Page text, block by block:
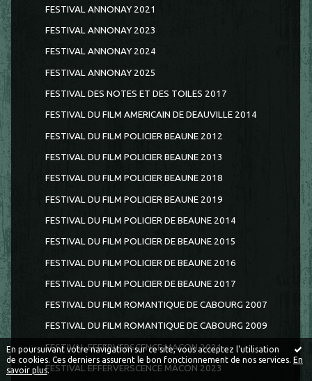
En poursuivant votre navigation sur ce site, vous acceptez l'utilisation
de cookies. Ces derniers assurent le bon fonctionnement de nos services. En
savoir plus.
FESTIVAL ANNONAY 2021
FESTIVAL ANNONAY 2023
FESTIVAL ANNONAY 2024
FESTIVAL ANNONAY 2025
FESTIVAL DES NOTES ET DES TOILES 2017
FESTIVAL DU FILM AMERICAIN DE DEAUVILLE 2014
FESTIVAL DU FILM POLICIER BEAUNE 2012
FESTIVAL DU FILM POLICIER BEAUNE 2013
FESTIVAL DU FILM POLICIER BEAUNE 2018
FESTIVAL DU FILM POLICIER BEAUNE 2019
FESTIVAL DU FILM POLICIER DE BEAUNE 2014
FESTIVAL DU FILM POLICIER DE BEAUNE 2015
FESTIVAL DU FILM POLICIER DE BEAUNE 2016
FESTIVAL DU FILM POLICIER DE BEAUNE 2017
FESTIVAL DU FILM ROMANTIQUE DE CABOURG 2007
FESTIVAL DU FILM ROMANTIQUE DE CABOURG 2009
FESTIVAL EFFERVERSCENCE MACON 2021
FESTIVAL EFFERVERSCENCE MÂCON 2023